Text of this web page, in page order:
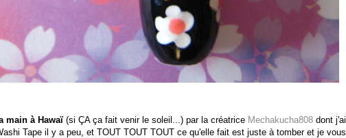
main à Hawaï (si ÇA ça fait venir le soleil...) par la créatrice Mechakucha808 dont j'ai
Tape il y a peu, et TOUT TOUT TOUT ce qu'elle fait est juste à tomber et je vous